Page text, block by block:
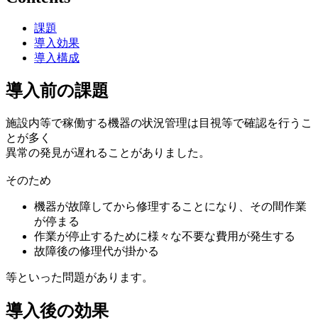
課題
導入効果
導入構成
導入前の課題
施設内等で稼働する機器の状況管理は目視等で確認を行うこ
とが多く
異常の発見が遅れることがありました。
そのため
機器が故障してから修理することになり、その間作業
が停まる
作業が停止するために様々な不要な費用が発生する
故障後の修理代が掛かる
等といった問題があります。
導入後の効果